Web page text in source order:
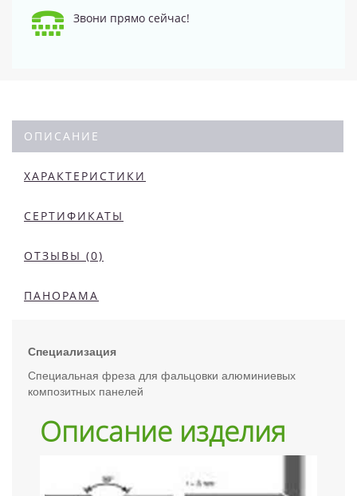
Звони прямо сейчас!
ОПИСАНИЕ
ХАРАКТЕРИСТИКИ
СЕРТИФИКАТЫ
ОТЗЫВЫ (0)
ПАНОРАМА
Специализация
Специальная фреза для фальцовки алюминиевых
композитных панелей
Описание изделия